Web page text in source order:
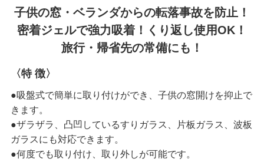
子供の窓・ベランダからの転落事故を防止！
密着ジェルで強力吸着！くり返し使用OK！
旅行・帰省先の常備にも！
〈特 徴〉
●吸盤式で簡単に取り付けができ、子供の窓開けを抑止で
きます。
●ザラザラ、凸凹しているすりガラス、片板ガラス、波板
ガラスにも対応できます。
●何度でも取り付け、取り外しが可能です。